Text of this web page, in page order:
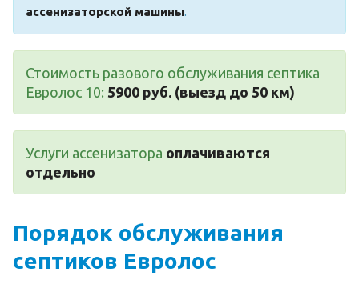
ассенизаторской машины.
Стоимость разового обслуживания септика
Евролос 10: 5900 руб. (выезд до 50 км)
Услуги ассенизатора оплачиваются
отдельно
Порядок обслуживания
септиков Евролос